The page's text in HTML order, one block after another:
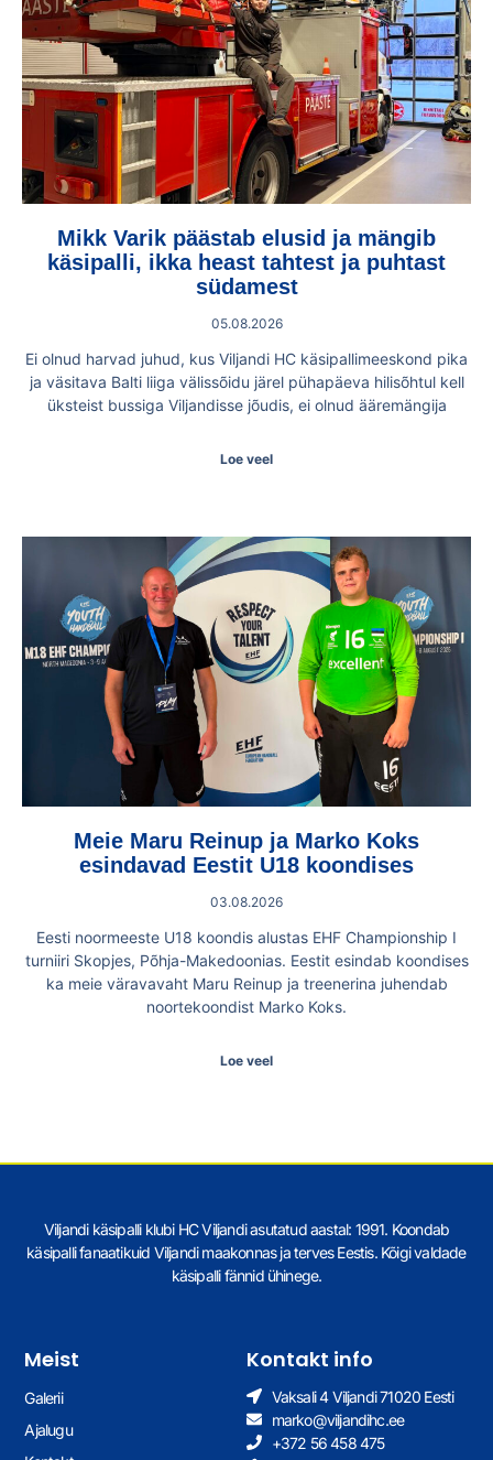
Mikk Varik päästab elusid ja mängib
käsipalli, ikka heast tahtest ja puhtast
südamest
05.08.2026
Ei olnud harvad juhud, kus Viljandi HC käsipallimeeskond pika
ja väsitava Balti liiga välissõidu järel pühapäeva hilisõhtul kell
üksteist bussiga Viljandisse jõudis, ei olnud ääremängija
Loe veel
Meie Maru Reinup ja Marko Koks
esindavad Eestit U18 koondises
03.08.2026
Eesti noormeeste U18 koondis alustas EHF Championship I
turniiri Skopjes, Põhja-Makedoonias. Eestit esindab koondises
ka meie väravavaht Maru Reinup ja treenerina juhendab
noortekoondist Marko Koks.
Loe veel
Viljandi käsipalli klubi HC Viljandi asutatud aastal: 1991. Koondab
käsipalli fanaatikuid Viljandi maakonnas ja terves Eestis. Kõigi valdade
käsipalli fännid ühinege.
Meist
Galerii
Ajalugu
Kontakt info
Vaksali 4 Viljandi 71020 Eesti
marko@viljandihc.ee
+372 56 458 475